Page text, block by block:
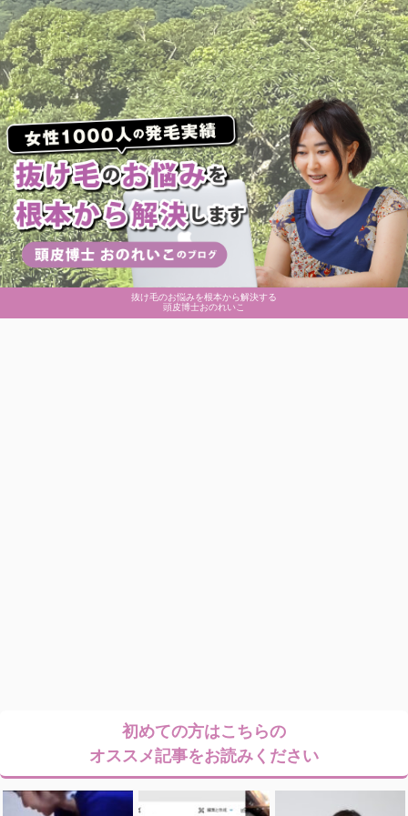
抜け毛のお悩みを根本から解決する
頭皮博士おのれいこ
初めての方はこちらの
オススメ記事をお読みください